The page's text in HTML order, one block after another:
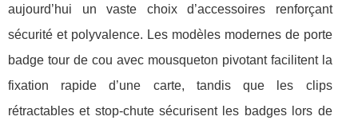
aujourd’hui un vaste choix d’accessoires renforçant
sécurité et polyvalence. Les modèles modernes de porte
badge tour de cou avec mousqueton pivotant facilitent la
fixation rapide d’une carte, tandis que les clips
rétractables et stop-chute sécurisent les badges lors de